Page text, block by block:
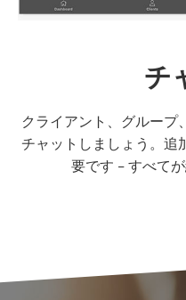
チ
クライアント、グループ
チャットしましょう。追
要です - すべて